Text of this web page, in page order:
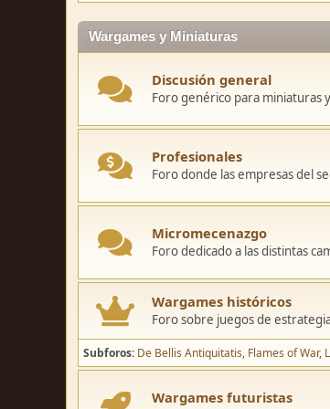
Wargames y Miniaturas
Discusión general
Foro genérico para miniaturas
Profesionales
Foro donde las empresas del
Micromecenazgo
Foro dedicado a las distintas
Wargames históricos
Foro sobre juegos de
Subforos De Bellis Antiquitatis Flames of War
Wargames futuristas